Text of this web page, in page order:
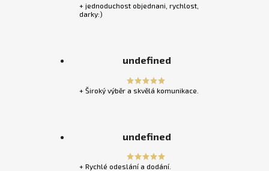
+ jednoduchost objednani, rychlost,
darky:)
undefined
+ Široký výběr a skvělá komunikace.
undefined
+ Rychlé odeslání a dodání.